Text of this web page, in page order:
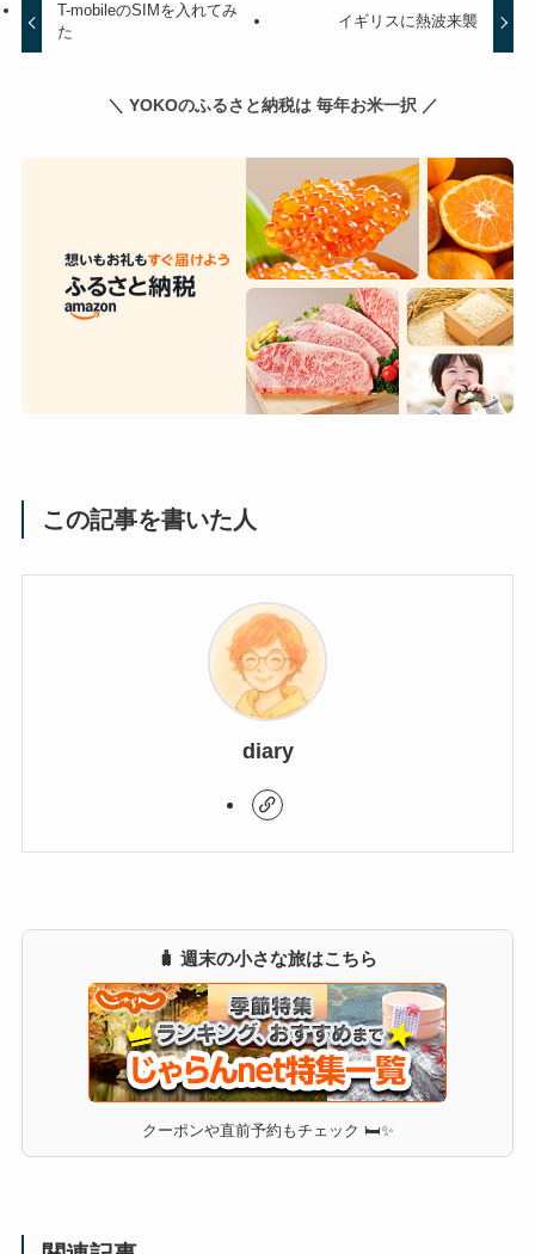
T-mobileのSIMを入れてみ
た
イギリスに熱波来襲
＼ YOKOのふるさと納税は 毎年お米一択 ／
この記事を書いた人
diary
🧳 週末の小さな旅はこちら
クーポンや直前予約もチェック 🛏✨